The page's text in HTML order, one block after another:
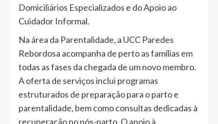
Domiciliários Especializados e do Apoio ao
Cuidador Informal.
Na área da Parentalidade, a UCC Paredes
Rebordosa acompanha de perto as famílias em
todas as fases da chegada de um novo membro.
A oferta de serviços inclui programas
estruturados de preparação para o parto e
parentalidade, bem como consultas dedicadas à
recuperação no pós-parto. O apoio à